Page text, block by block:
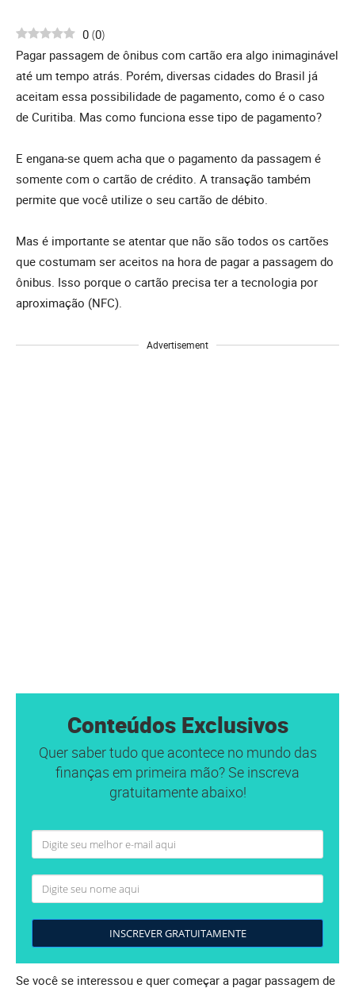
0 (0)
Pagar passagem de ônibus com cartão era algo inimaginável
até um tempo atrás. Porém, diversas cidades do Brasil já
aceitam essa possibilidade de pagamento, como é o caso
de Curitiba. Mas como funciona esse tipo de pagamento?
E engana-se quem acha que o pagamento da passagem é
somente com o cartão de crédito. A transação também
permite que você utilize o seu cartão de débito.
Mas é importante se atentar que não são todos os cartões
que costumam ser aceitos na hora de pagar a passagem do
ônibus. Isso porque o cartão precisa ter a tecnologia por
aproximação (NFC).
Advertisement
Conteúdos Exclusivos
Quer saber tudo que acontece no mundo das
finanças em primeira mão? Se inscreva
gratuitamente abaixo!
INSCREVER GRATUITAMENTE
Se você se interessou e quer começar a pagar passagem de